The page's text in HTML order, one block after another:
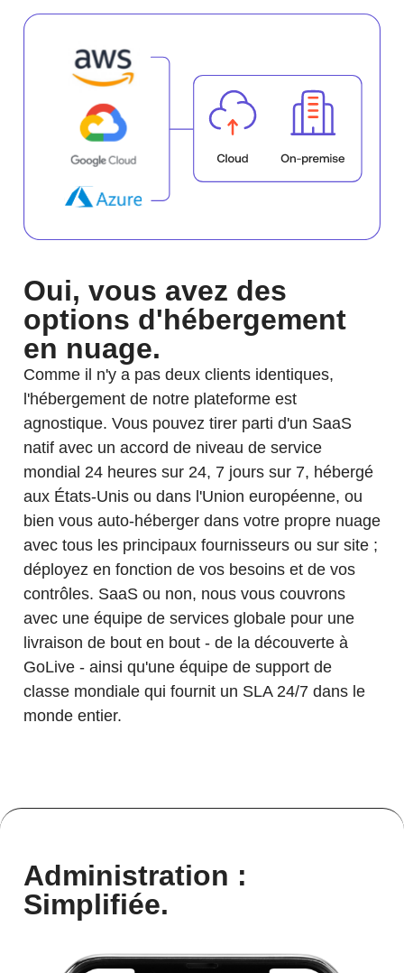
Oui, vous avez des
options d'hébergement
en nuage.
Comme il n'y a pas deux clients identiques,
l'hébergement de notre plateforme est
agnostique. Vous pouvez tirer parti d'un SaaS
natif avec un accord de niveau de service
mondial 24 heures sur 24, 7 jours sur 7, hébergé
aux États-Unis ou dans l'Union européenne, ou
bien vous auto-héberger dans votre propre nuage
avec tous les principaux fournisseurs ou sur site ;
déployez en fonction de vos besoins et de vos
contrôles. SaaS ou non, nous vous couvrons
avec une équipe de services globale pour une
livraison de bout en bout - de la découverte à
GoLive - ainsi qu'une équipe de support de
classe mondiale qui fournit un SLA 24/7 dans le
monde entier.
Administration :
Simplifiée.